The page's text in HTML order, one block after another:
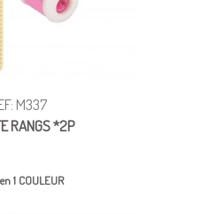
M337
RANGS *2P
1 COULEUR